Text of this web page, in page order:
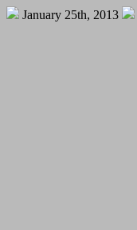
January 25th, 2013